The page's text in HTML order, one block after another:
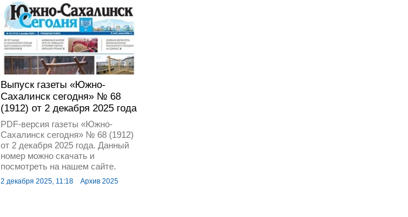
Выпуск газеты «Южно-
Сахалинск сегодня» № 68
(1912) от 2 декабря 2025 года
PDF-версия газеты «Южно-
Сахалинск сегодня» № 68 (1912)
от 2 декабря 2025 года. Данный
номер можно скачать и
посмотреть на нашем сайте.
2 декабря 2025, 11:18 Архив 2025